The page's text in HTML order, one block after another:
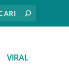
VIRAL